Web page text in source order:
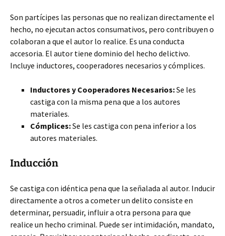
Son partícipes las personas que no realizan directamente el
hecho, no ejecutan actos consumativos, pero contribuyen o
colaboran a que el autor lo realice. Es una conducta
accesoria. El autor tiene dominio del hecho delictivo.
Incluye inductores, cooperadores necesarios y cómplices.
Inductores y Cooperadores Necesarios:Se les
castiga con la misma pena que a los autores
materiales.
Cómplices:Se les castiga con pena inferior a los
autores materiales.
Inducción
Se castiga con idéntica pena que la señalada al autor. Inducir
directamente a otros a cometer un delito consiste en
determinar, persuadir, influir a otra persona para que
realice un hecho criminal. Puede ser intimidación, mandato,